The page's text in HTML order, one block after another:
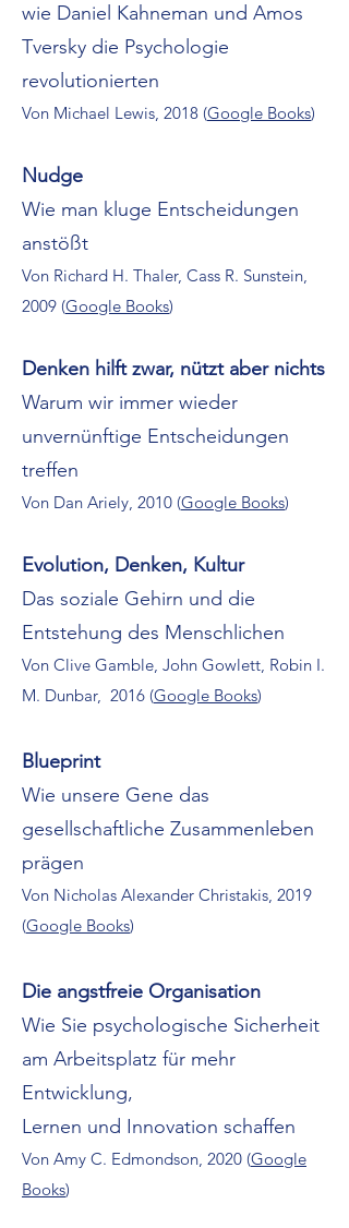
wie Daniel Kahneman und Amos
Tversky die Psychologie
revolutionierten
Von Michael Lewis, 2018 (Google Books)
Nudge
Wie man kluge Entscheidungen
anstößt
Von Richard H. Thaler, Cass R. Sunstein,
2009 (Google Books)
Denken hilft zwar, nützt aber nichts
Warum wir immer wieder
unvernünftige Entscheidungen
treffen
Von Dan Ariely, 2010 (Google Books)
Evolution, Denken, Kultur
Das soziale Gehirn und die
Entstehung des Menschlichen
Von Clive Gamble, John Gowlett, Robin I.
M. Dunbar, 2016 (Google Books)
Blueprint
Wie unsere Gene das
gesellschaftliche Zusammenleben
prägen
Von Nicholas Alexander Christakis, 2019
(Google Books)
Die angstfreie Organisation
Wie Sie psychologische Sicherheit
am Arbeitsplatz für mehr
Entwicklung,
Lernen und Innovation schaffen
Von Amy C. Edmondson, 2020 (Google
Books)